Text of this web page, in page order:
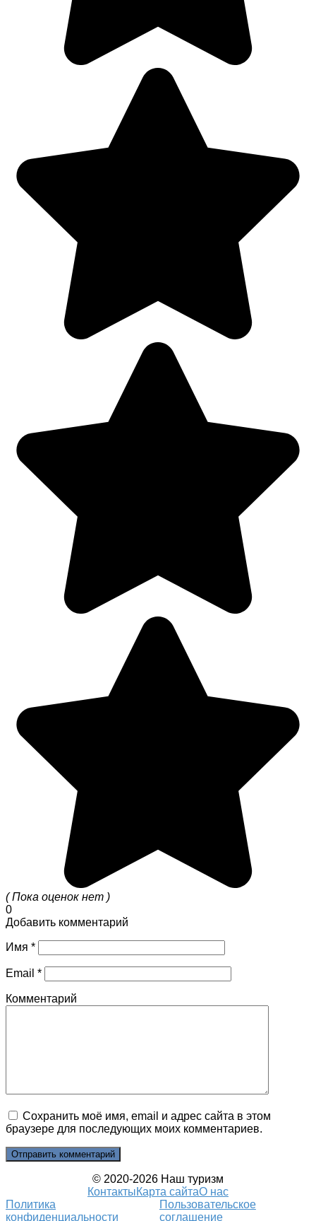
( Пока оценок нет )
0
Добавить комментарий
Имя *
Email *
Комментарий
Сохранить моё имя, email и адрес сайта в этом
браузере для последующих моих комментариев.
© 2020-2026 Наш туризм
КонтактыКарта сайтаО нас
Политика
конфиденциальности
Пользовательское
соглашение